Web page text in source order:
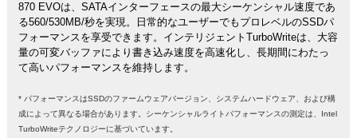
870 EVOは、SATAインターフェースの最大シーケンシャル速度であ
る560/530MB/秒を実現。日常的なユーザーでもプロレベルのSSDパ
フォーマンスを享受できます。インテリジェントTurboWriteは、大容
量の可変バッファにより書き込み速度を高速化し、長期間にわたっ
て高いパフォーマンスを維持します。
* パフォーマンスはSSDのファームウェアバージョン、システムハードウェア、および構
成によって異なる場合があります。シーケンシャルライトパフォーマンスの測定は、Intel
TurboWriteテクノロジーに基づいています。